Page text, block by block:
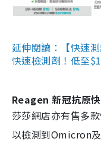
延伸閱讀：【快速
快速檢測劑！低至
Reagen 新冠抗原
莎莎網店亦有售多
以檢測到Omicron